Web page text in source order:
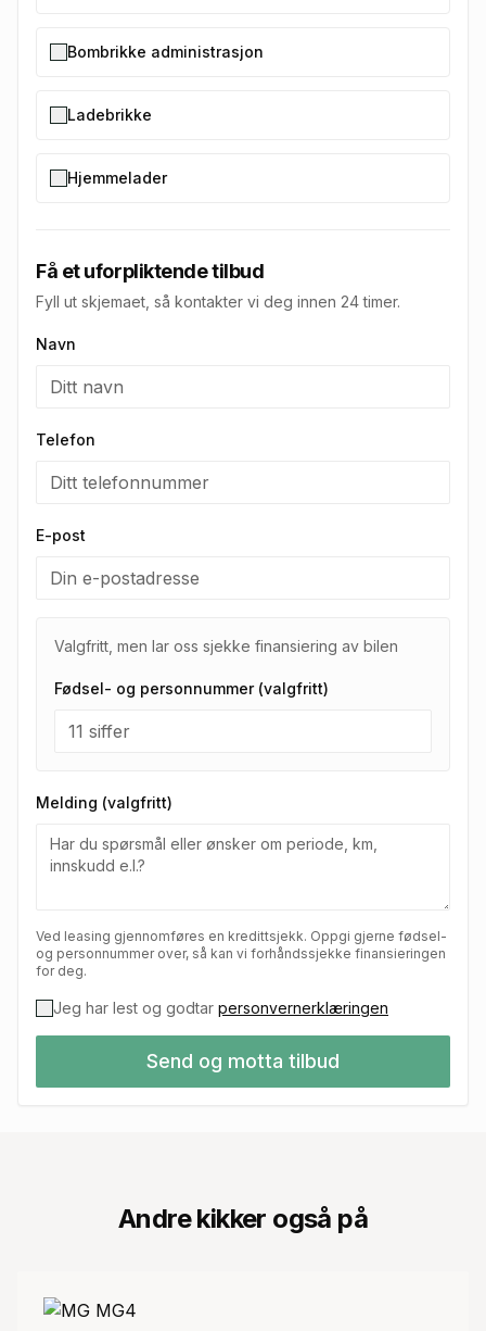
Bombrikke administrasjon
Ladebrikke
Hjemmelader
Få et uforpliktende tilbud
Fyll ut skjemaet, så kontakter vi deg innen 24 timer.
Navn
Telefon
E-post
Valgfritt, men lar oss sjekke finansiering av bilen
Fødsel- og personnummer (valgfritt)
Melding (valgfritt)
Ved leasing gjennomføres en kredittsjekk. Oppgi gjerne fødsel-
og personnummer over, så kan vi forhåndssjekke finansieringen
for deg.
Jeg har lest og godtar personvernerklæringen
Send og motta tilbud
Andre kikker også på